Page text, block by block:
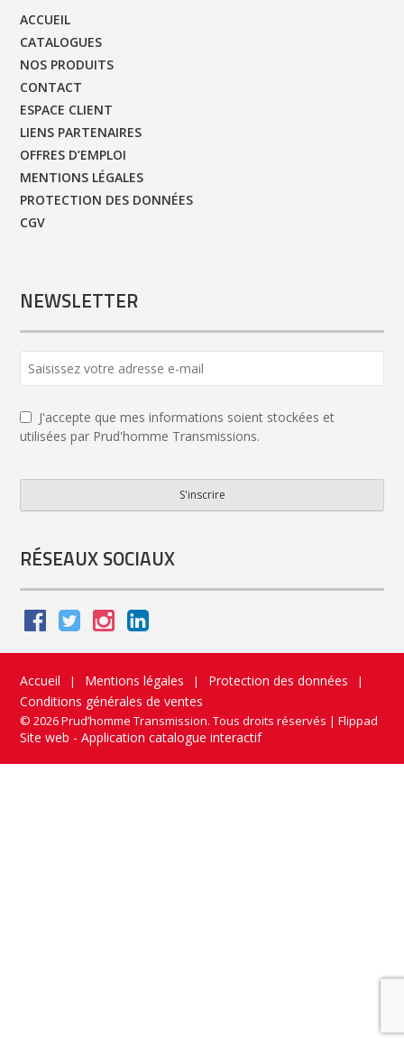
ACCUEIL
CATALOGUES
NOS PRODUITS
CONTACT
ESPACE CLIENT
LIENS PARTENAIRES
OFFRES D’EMPLOI
MENTIONS LÉGALES
PROTECTION DES DONNÉES
CGV
NEWSLETTER
Email *
J'accepte que mes informations soient stockées et
utilisées par Prud'homme Transmissions.
S'inscrire
RÉSEAUX SOCIAUX
Accueil | Mentions légales | Protection des données |
Conditions générales de ventes
© 2026 Prud’homme Transmission. Tous droits réservés |Flippad
Site web - Application catalogue interactif